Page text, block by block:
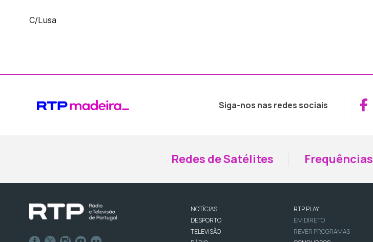
C/Lusa
Siga-nos nas redes sociais
Redes de Satélites Frequências
NOTÍCIAS
DESPORTO
TELEVISÃO
RTP PLAY
EM DIRETO
REVER PROGRAMAS